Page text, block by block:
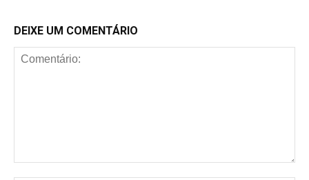
DEIXE UM COMENTÁRIO